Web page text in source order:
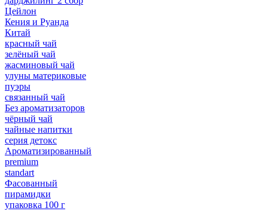
Цейлон
Кения и Руанда
Китай
красный чай
зелёный чай
жасминовый чай
улуны материковые
пуэры
связанный чай
Без ароматизаторов
чёрный чай
чайные напитки
серия детокс
Ароматизированный
premium
standart
Фасованный
пирамидки
упаковка 100 г